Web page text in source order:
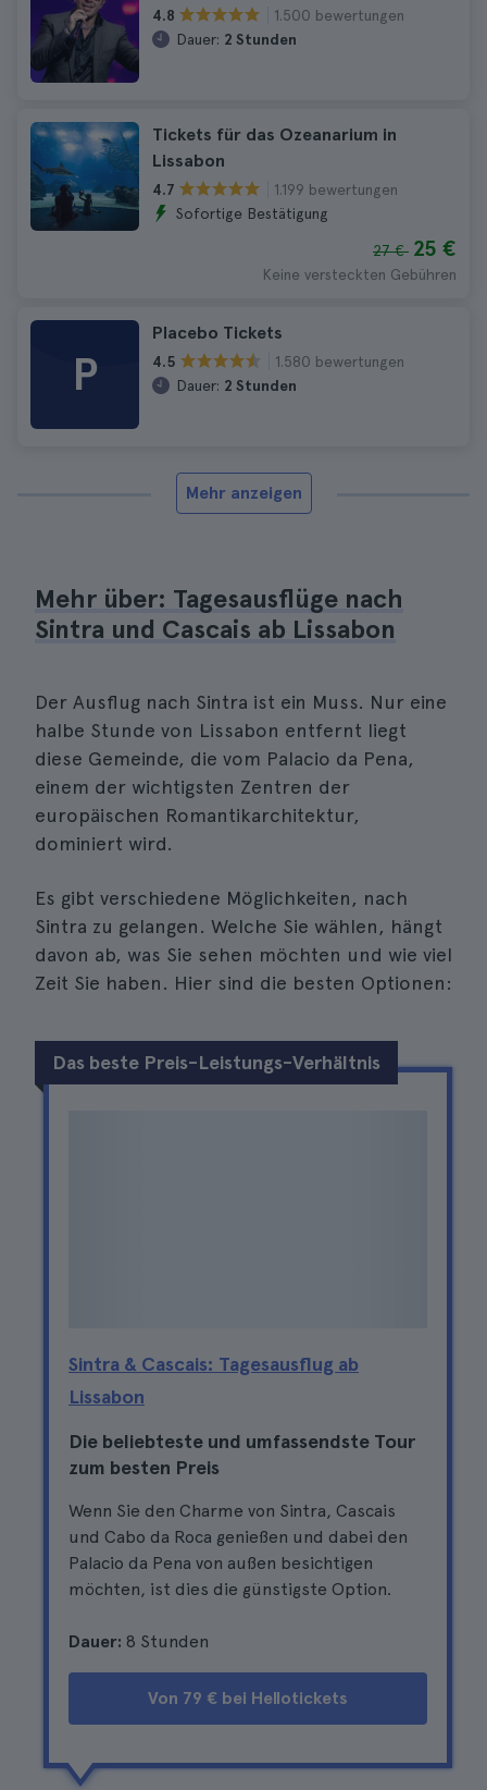
4.8
1.500 bewertungen
Dauer: 2 Stunden
Tickets für das Ozeanarium in
Lissabon
4.7
1.199 bewertungen
Sofortige Bestätigung
27 € 25 €
Keine versteckten Gebühren
P
Placebo Tickets
4.5
1.580 bewertungen
Dauer: 2 Stunden
Mehr anzeigen
Mehr über: Tagesausflüge nach
Sintra und Cascais ab Lissabon
Der Ausflug nach Sintra ist ein Muss. Nur eine
halbe Stunde von Lissabon entfernt liegt
diese Gemeinde, die vom Palacio da Pena,
einem der wichtigsten Zentren der
europäischen Romantikarchitektur,
dominiert wird.
Es gibt verschiedene Möglichkeiten, nach
Sintra zu gelangen. Welche Sie wählen, hängt
davon ab, was Sie sehen möchten und wie viel
Zeit Sie haben. Hier sind die besten Optionen:
Das beste Preis-Leistungs-Verhältnis
Sintra & Cascais: Tagesausflug ab
Lissabon
Die beliebteste und umfassendste Tour
zum besten Preis
Wenn Sie den Charme von Sintra, Cascais
und Cabo da Roca genießen und dabei den
Palacio da Pena von außen besichtigen
möchten, ist dies die günstigste Option.
Dauer: 8 Stunden
Von 79 € bei Hellotickets